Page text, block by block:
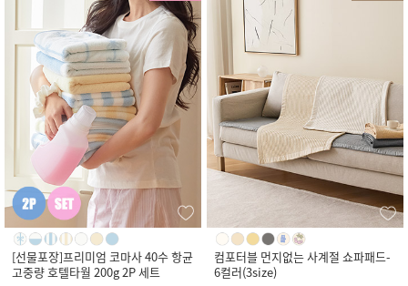
[선물포장]프리미엄 코마사 40수 항균
고중량 호텔타월 200g 2P 세트
컴포터블 먼지없는 사계절 쇼파패드-
6컬러(3size)